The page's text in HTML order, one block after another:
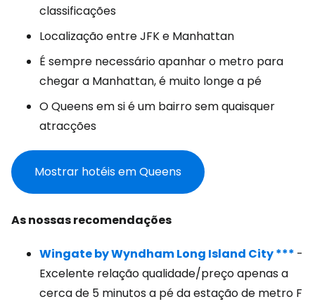
classificações
Localização entre JFK e Manhattan
É sempre necessário apanhar o metro para
chegar a Manhattan, é muito longe a pé
O Queens em si é um bairro sem quaisquer
atracções
Mostrar hotéis em Queens
As nossas recomendações
Wingate by Wyndham Long Island City *** -
Excelente relação qualidade/preço apenas a
cerca de 5 minutos a pé da estação de metro F